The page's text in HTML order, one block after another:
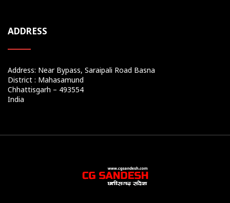
ADDRESS
Address: Near Bypass, Saraipali Road Basna
District : Mahasamund
Chhattisgarh – 493554
India